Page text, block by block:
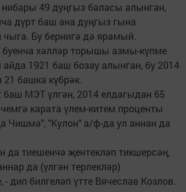
49 дуңгыз баласы алынган,
дүрт баш ана дуңгыз гына
чыга. Бу бернигә дә ярамый.
буенча хәлләр торышы азмы-күпме
1921 баш бозау алынган, бу 2014
башка күбрәк.
баш МЭТ үлгән, 2014 елдагыдан 65
карата үлем-китем проценты
Чишмә", "Кулон" а/ф-да ул аннан да
да тиешенчә җентекләп тикшерсәң,
да (үлгән терлекләр)
- дип билгеләп үтте Вячеслав Козлов.